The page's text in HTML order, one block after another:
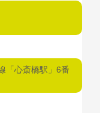
「心斎橋駅」6番